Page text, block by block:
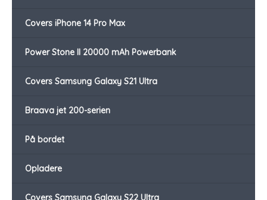
Covers iPhone 14 Pro Max
Power Stone II 20000 mAh Powerbank
Covers Samsung Galaxy S21 Ultra
Braava jet 200-serien
På bordet
Opladere
Covers Samsung Galaxy S22 Ultra